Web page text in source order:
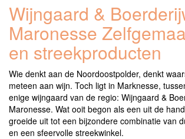
Wijngaard &
Maronesse
en streekproducten
Wie denkt aan de Noordoostpolder, denkt
meteen aan wijn. Toch ligt in Marknesse,
enige wijngaard van de regio: Wijngaard &
Maronesse. Wat ooit begon als een uit de
groeide uit tot een bijzondere combinatie van
en een sfeervolle streekwinkel.